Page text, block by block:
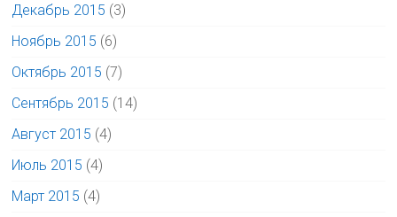
Декабрь 2015 (3)
Ноябрь 2015 (6)
Октябрь 2015 (7)
Сентябрь 2015 (14)
Август 2015 (4)
Июль 2015 (4)
Март 2015 (4)